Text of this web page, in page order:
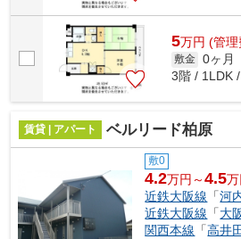
5万円 (管理
敷金 0ヶ月
3階 / 1LDK
賃貸 | アパート ベルリード柏原
敷0
4.2万円～4.5万
近鉄大阪線 「河
近鉄大阪線 「大
関西本線 「高井田